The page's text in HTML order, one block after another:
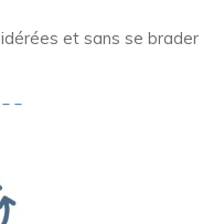
et sans se brader